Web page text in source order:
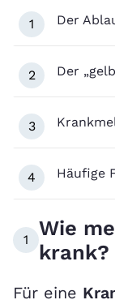
1 Der
2 Der
3
4 Häufige
1
Wie
krank?
Für eine